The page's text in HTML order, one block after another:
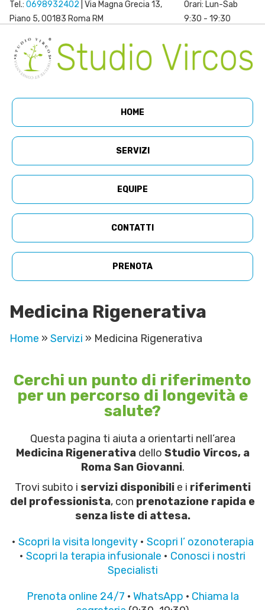
Tel.: 0698932402 | Via Magna Grecia 13,
Piano 5, 00183 Roma RM
Orari: Lun-Sab
9:30 - 19:30
HOME
SERVIZI
EQUIPE
CONTATTI
PRENOTA
Medicina Rigenerativa
Home » Servizi » Medicina Rigenerativa
Cerchi un punto di riferimento
per un percorso di longevità e
salute?
Questa pagina ti aiuta a orientarti nell’area
Medicina Rigenerativa dello Studio Vircos, a
Roma San Giovanni.
Trovi subito i servizi disponibili e i riferimenti
del professionista, con prenotazione rapida e
senza liste di attesa.
• Scopri la visita longevity• Scopri l’ ozonoterapia
• Scopri la terapia infusionale • Conosci i nostri
Specialisti
Prenota online 24/7 · WhatsApp · Chiama la